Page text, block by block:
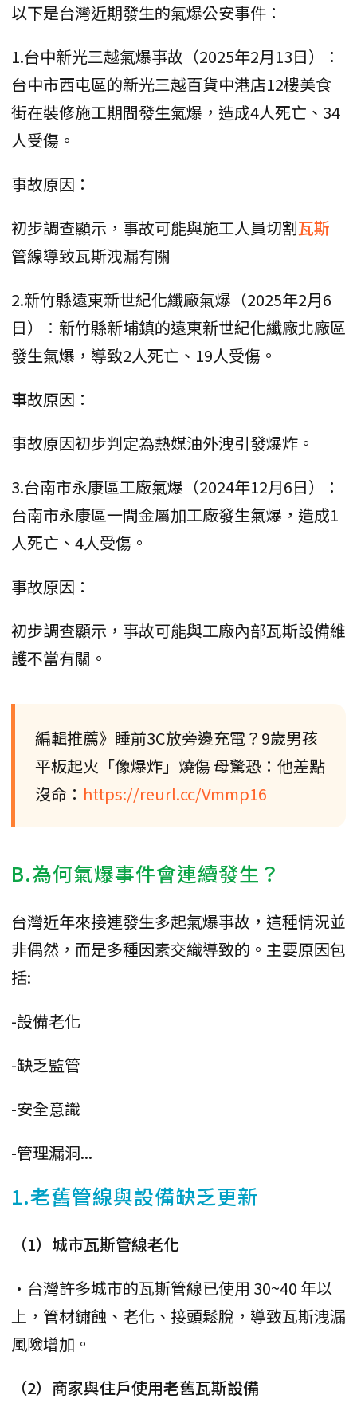
以下是台灣近期發生的氣爆公安事件：
1.台中新光三越氣爆事故（2025年2月13日）：
台中市西屯區的新光三越百貨中港店12樓美食
街在裝修施工期間發生氣爆，造成4人死亡、34
人受傷。
事故原因：
初步調查顯示，事故可能與施工人員切割瓦斯
管線導致瓦斯洩漏有關
2.新竹縣遠東新世紀化纖廠氣爆（2025年2月6
日）：新竹縣新埔鎮的遠東新世紀化纖廠北廠區
發生氣爆，導致2人死亡、19人受傷。
事故原因：
事故原因初步判定為熱媒油外洩引發爆炸。
3.台南市永康區工廠氣爆（2024年12月6日）：
台南市永康區一間金屬加工廠發生氣爆，造成1
人死亡、4人受傷。
事故原因：
初步調查顯示，事故可能與工廠內部瓦斯設備維
護不當有關。
編輯推薦》睡前3C放旁邊充電？9歲男孩
平板起火「像爆炸」燒傷 母驚恐：他差點
沒命： https://reurl.cc/Vmmp16
B.為何氣爆事件會連續發生？
台灣近年來接連發生多起氣爆事故，這種情況並
非偶然，而是多種因素交織導致的。主要原因包
括:
-設備老化
-缺乏監管
-安全意識
-管理漏洞...
1.老舊管線與設備缺乏更新
（1）城市瓦斯管線老化
•台灣許多城市的瓦斯管線已使用 30~40 年以
上，管材鏽蝕、老化、接頭鬆脫，導致瓦斯洩漏
風險增加。
（2）商家與住戶使用老舊瓦斯設備